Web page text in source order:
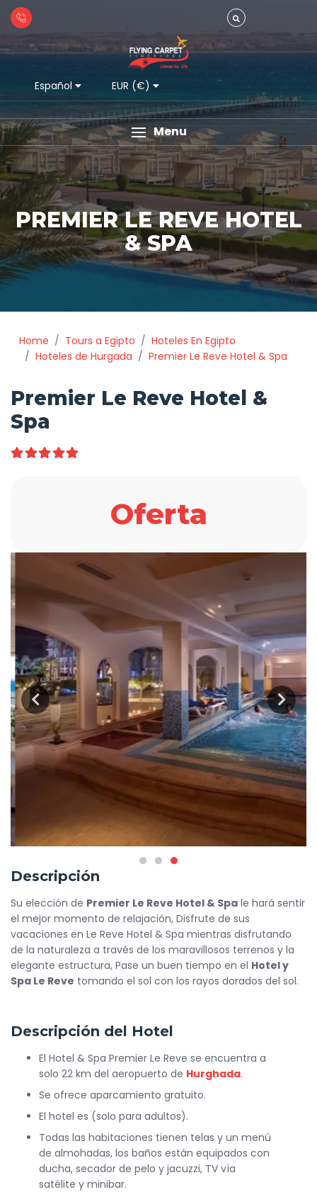
Español EUR (€)
Menu
PREMIER LE REVE HOTEL
& SPA
Home Tours a Egipto
Hoteles En Egipto
Hoteles de Hurgada
Premier Le Reve Hotel & Spa
Premier Le Reve Hotel &
Spa
Oferta
Descripción
Su elección de Premier Le Reve Hotel & Spa le hará sentir
el mejor momento de relajación, Disfrute de sus
vacaciones en Le Reve Hotel & Spa mientras disfrutando
de la naturaleza a través de los maravillosos terrenos y la
elegante estructura, Pase un buen tiempo en el Hotel y
Spa Le Reve tomando el sol con los rayos dorados del sol.
Descripción del Hotel
El Hotel & Spa Premier Le Reve se encuentra a
solo 22 km del aeropuerto de Hurghada.
Se ofrece aparcamiento gratuito.
El hotel es (solo para adultos).
Todas las habitaciones tienen telas y un menú
de almohadas, los baños están equipados con
ducha, secador de pelo y jacuzzi, TV vía
satélite y minibar.